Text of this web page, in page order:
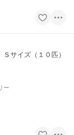
サイズ（１０匹）
ー